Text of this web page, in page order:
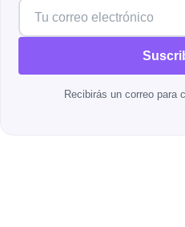
Recibirás un correo para